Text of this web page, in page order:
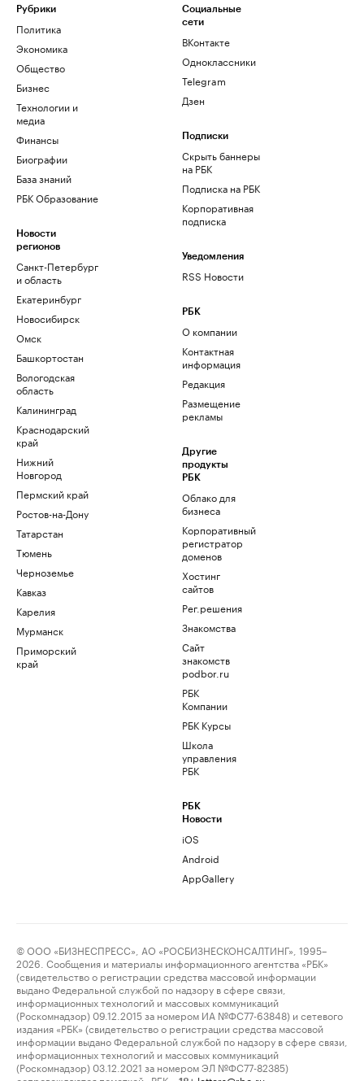
Рубрики
Политика
Экономика
Общество
Бизнес
Технологии и
медиа
Финансы
Биографии
База знаний
РБК Образование
Новости
регионов
Санкт-Петербург
и область
Екатеринбург
Новосибирск
Омск
Башкортостан
Вологодская
область
Калининград
Краснодарский
край
Нижний
Новгород
Пермский край
Ростов-на-Дону
Татарстан
Тюмень
Черноземье
Кавказ
Карелия
Мурманск
Приморский
край
Социальные
сети
ВКонтакте
Одноклассники
Telegram
Дзен
Подписки
Скрыть баннеры
на РБК
Подписка на РБК
Корпоративная
подписка
Уведомления
RSS Новости
РБК
О компании
Контактная
информация
Редакция
Размещение
рекламы
Другие
продукты
РБК
Облако для
бизнеса
Корпоративный
регистратор
доменов
Хостинг
сайтов
Рег.решения
Знакомства
Сайт
знакомств
podbor.ru
РБК
Компании
РБК Курсы
Школа
управления
РБК
РБК
Новости
iOS
Android
AppGallery
© ООО «БИЗНЕСПРЕСС», АО «РОСБИЗНЕСКОНСАЛТИНГ», 1995–
2026. Сообщения и материалы информационного агентства «РБК»
(свидетельство о регистрации средства массовой информации
выдано Федеральной службой по надзору в сфере связи,
информационных технологий и массовых коммуникаций
(Роскомнадзор) 09.12.2015 за номером ИА №ФС77-63848) и сетевого
издания «РБК» (свидетельство о регистрации средства массовой
информации выдано Федеральной службой по надзору в сфере связи,
информационных технологий и массовых коммуникаций
(Роскомнадзор) 03.12.2021 за номером ЭЛ №ФС77-82385)